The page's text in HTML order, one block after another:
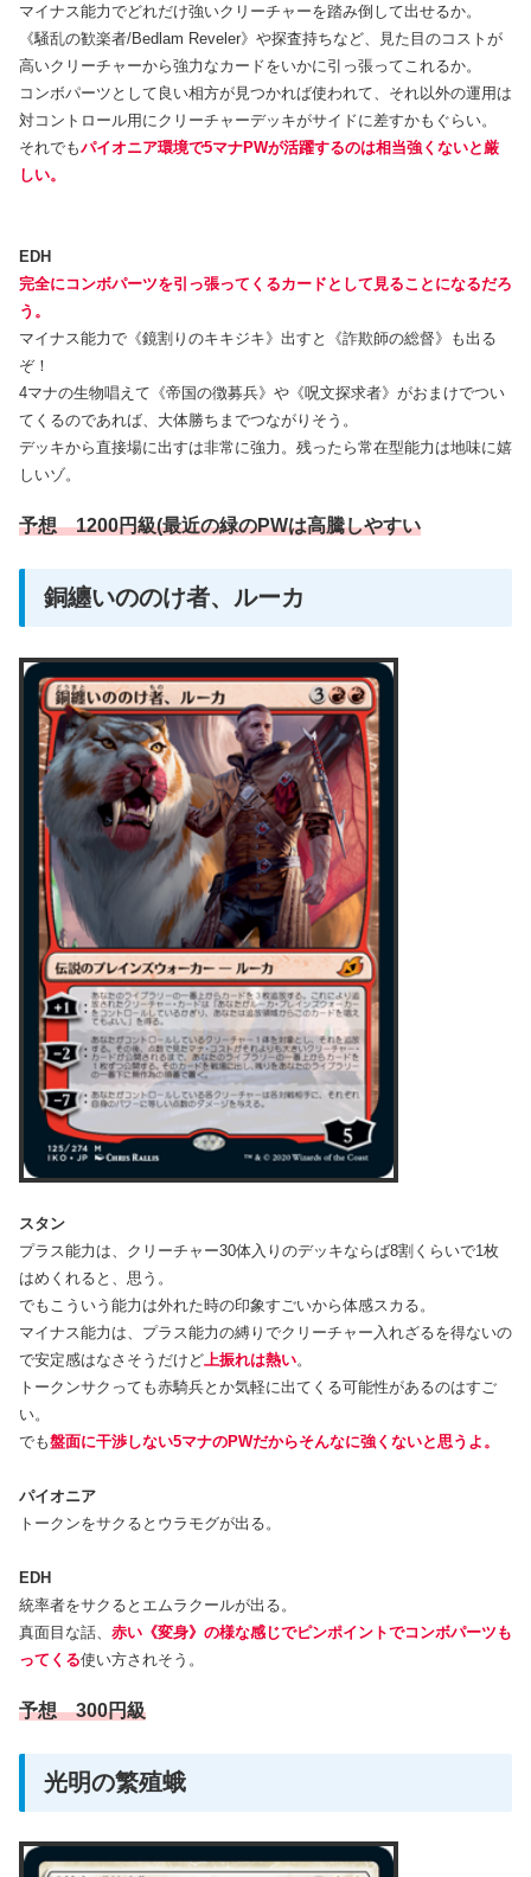
マイナス能力でどれだけ強いクリーチャーを踏み倒して出せるか。
《騒乱の歓楽者/Bedlam Reveler》や探査持ちなど、見た目のコストが
高いクリーチャーから強力なカードをいかに引っ張ってこれるか。
コンボパーツとして良い相方が見つかれば使われて、それ以外の運用は
対コントロール用にクリーチャーデッキがサイドに差すかもぐらい。
それでもパイオニア環境で5マナPWが活躍するのは相当強くないと厳
しい。
EDH
完全にコンボパーツを引っ張ってくるカードとして見ることになるだろ
う。
マイナス能力で《鏡割りのキキジキ》出すと《詐欺師の総督》も出る
ぞ！
4マナの生物唱えて《帝国の徴募兵》や《呪文探求者》がおまけでつい
てくるのであれば、大体勝ちまでつながりそう。
デッキから直接場に出すは非常に強力。残ったら常在型能力は地味に嬉
しいゾ。
予想 1200円級(最近の緑のPWは高騰しやすい
銅纏いののけ者、ルーカ
スタン
プラス能力は、クリーチャー30体入りのデッキならば8割くらいで1枚
はめくれると、思う。
でもこういう能力は外れた時の印象すごいから体感スカる。
マイナス能力は、プラス能力の縛りでクリーチャー入れざるを得ないの
で安定感はなさそうだけど 上振れは熱い。
トークンサクっても赤騎兵とか気軽に出てくる可能性があるのはすご
い。
でも盤面に干渉しない5マナのPWだからそんなに強くないと思うよ。
パイオニア
トークンをサクるとウラモグが出る。
EDH
統率者をサクるとエムラクールが出る。
真面目な話、 赤い《変身》の様な感じでピンポイントでコンボパーツも
ってくる使い方されそう。
予想 300円級
光明の繁殖蛾